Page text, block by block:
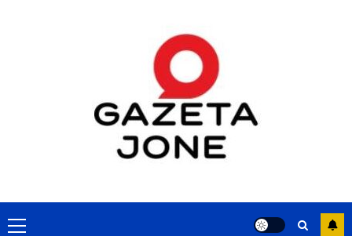
Primary